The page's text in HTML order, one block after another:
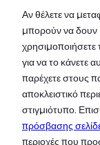
Αν θέλετε να
μπορούν να δουν
χρησιμοποιήσετε
για να το κάνετε
παρέχετε στους
αποκλειστικό
στιγμιότυπο.
πρόσβασης
περιοχές που